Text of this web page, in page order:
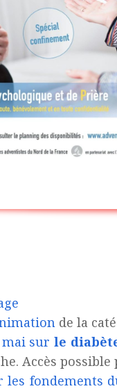
de la
mai sur le
Accès possible
les fondements